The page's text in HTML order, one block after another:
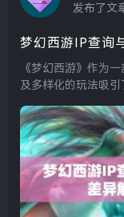
发布了文
梦幻西游IP查询
《梦幻西游》作为
及多样化的玩法吸引
些操作时，IP查询与